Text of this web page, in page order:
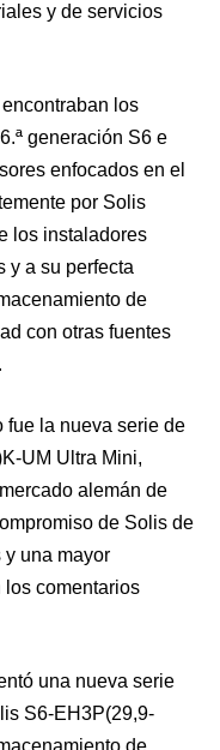
y de servicios
los
generación S6 e
enfocados en el
por Solis
los instaladores
y a su perfecta
de
con otras fuentes
fue la nueva serie de
UM Ultra Mini,
alemán de
de Solis de
una mayor
comentarios
una nueva serie
S6-EH3P(29,9-